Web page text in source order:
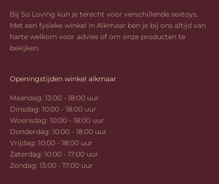
Bij So Loving kun je terecht voor verschillende sextoys.
Met een fysieke winkel in Alkmaar ben je bij ons altijd van
harte welkom voor advies of om onze producten te
bekijken.
Openingstijden winkel alkmaar
Maandag: 13:00 - 18:00 uur
Dinsdag: 10:00 - 18:00 uur
Woensdag: 10:00 - 18:00 uur
Donderdag: 10:00 - 18:00 uur
Vrijdag: 10:00 - 18:00 uur
Zaterdag: 10:00 - 17:00 uur
Zondag: 13:00 - 17:00 uur